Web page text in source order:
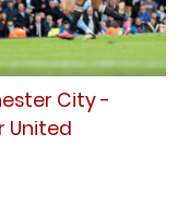
City -
United